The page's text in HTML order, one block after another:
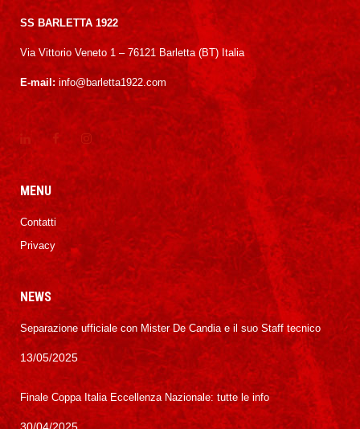
SS BARLETTA 1922
Via Vittorio Veneto 1 – 76121 Barletta (BT) Italia
E-mail: info@barletta1922.com
MENU
Contatti
Privacy
NEWS
Separazione ufficiale con Mister De Candia e il suo Staff tecnico
13/05/2025
Finale Coppa Italia Eccellenza Nazionale: tutte le info